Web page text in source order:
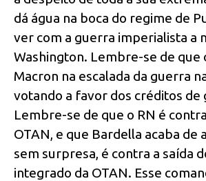
dá água na boca do regime de
ver com a guerra imperialista a
Washington. Lembre-se de que
Macron na escalada da guerra
votando a favor dos créditos de
Lembre-se de que o RN é
OTAN, e que Bardella acaba de
sem surpresa, é contra a saída
integrado da OTAN. Esse